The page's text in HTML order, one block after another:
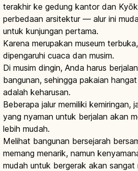
terakhir ke gedung kantor dan
perbedaan arsitektur — alur ini
untuk kunjungan pertama.
Karena merupakan museum
dipengaruhi cuaca dan musim.
Di musim dingin, Anda harus
bangunan, sehingga pakaian
adalah keharusan.
Beberapa jalur memiliki kemiringan,
yang nyaman untuk berjalan akan
lebih mudah.
Melihat bangunan bersejarah
memang menarik, namun
mudah untuk bergerak akan sangat